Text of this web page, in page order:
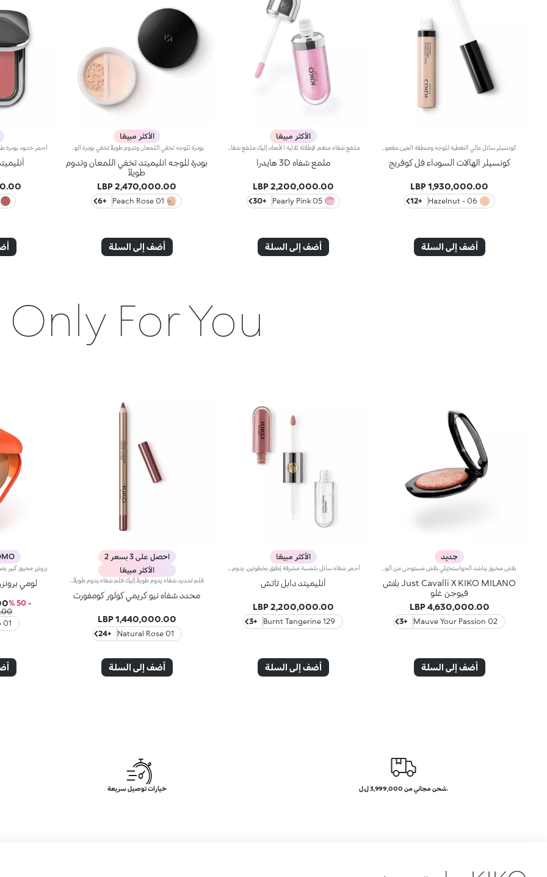
كونسيلر الهالات السوداء فل كوفريج
1,930,000.00 LBP
06 - Hazelnut
+12
أضف إلى السلة
الأكثر مبيعًا
ملمع شفاه 3D هايدرا
2,200,000.00 LBP
05 Pearly Pink
+30
أضف إلى السلة
الأكثر مبيعًا
بودرة للوجه انليميتد تخفي اللمعان وتدوم
طويلاً
2,470,000.00 LBP
01 Peach Rose
+6
أضف إلى السلة
LBP
Only For You
جديد
Just Cavalli X KIKO MILANO بلاش
فيوجن غلو
4,630,000.00 LBP
02 Mauve Your Passion
+3
أضف إلى السلة
الأكثر مبيعًا
أنليميتد دابل تاتش
2,200,000.00 LBP
129 Burnt Tangerine
+3
أضف إلى السلة
احصل على 3 بسعر 2
الأكثر مبيعًا
محدد شفاه نيو كريمي كولور كومفورت
1,440,000.00 LBP
01 Natural Rose
+24
أضف إلى السلة
%
لومي
- 50 %
01 Macchiato
.شحن مجاني من 3,999,000 ل.ل خيارات توصيل سريعة